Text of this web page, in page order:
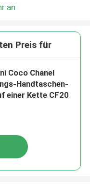
an
Preis für
Coco Chanel
Handtaschen-
einer Kette CF20